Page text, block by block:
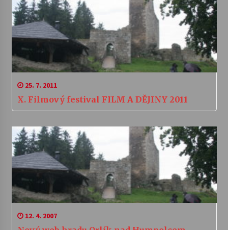
25. 7. 2011
X. Filmový festival FILM A DĚJINY 2011
12. 4. 2007